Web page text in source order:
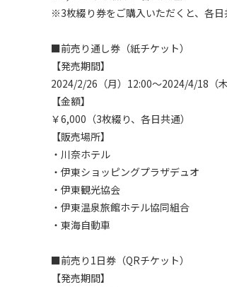
※3枚綴り券をご購入いただくと、各日
■前売り通し券（紙チケット）
【発売期間】
2024/2/26（月）12:00～2024/4/18（木
【金額】
￥6,000（3枚綴り、各日共通）
【販売場所】
・川奈ホテル
・伊東ショッピングプラザデュオ
・伊東観光協会
・伊東温泉旅館ホテル協同組合
・東海自動車
■前売り1日券（QRチケット）
【発売期間】